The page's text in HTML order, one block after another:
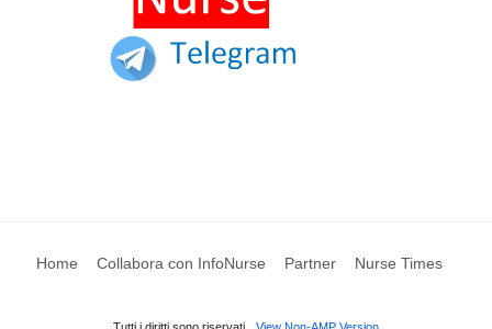
Home Collabora con InfoNurse Partner Nurse Times